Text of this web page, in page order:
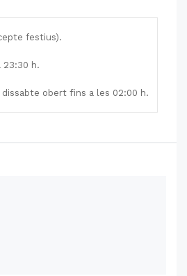
festius).
23:30 h.
dissabte obert fins a les 02:00 h.